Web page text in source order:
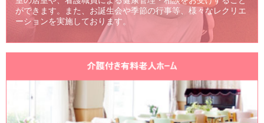
ができます。また、お誕生会や季節の行事等、様々なレクリエ
ーションを実施しております。